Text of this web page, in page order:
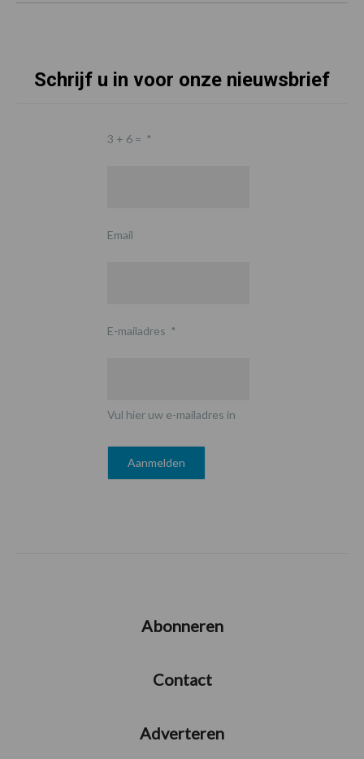
Schrijf u in voor onze nieuwsbrief
3 + 6 = *
Email
E-mailadres *
Vul hier uw e-mailadres in
Abonneren
Contact
Adverteren